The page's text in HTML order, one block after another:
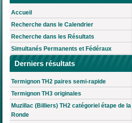
Accueil
Recherche dans le Calendrier
Recherche dans les Résultats
Simultanés Permanents et Fédéraux
Derniers résultats
Termignon TH2 paires semi-rapide
Termignon TH3 originales
Muzillac (Billiers) TH2 catégoriel étape de la
Ronde